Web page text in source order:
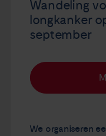
Nieuws
Steun ons
Wandeling
longkanker
september
We organiseren